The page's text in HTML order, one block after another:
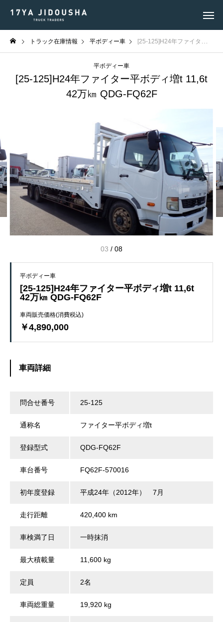
トラック在庫情報 平ボディー車 [25-125]H24年ファイター平ボディ増t 11,6t 42万㎞ QDG-FQ62F
平ボディー車
[25-125]H24年ファイター平ボディ増t 11,6t
42万㎞ QDG-FQ62F
03 / 08
平ボディー車
[25-125]H24年ファイター平ボディ増t 11,6t
42万㎞ QDG-FQ62F
車両販売価格(消費税込)
￥4,890,000
車両詳細
問合せ番号 25-125
通称名 ファイター平ボディ増t
登録型式 QDG-FQ62F
車台番号 FQ62F-570016
初年度登録 平成24年（2012年） 7月
走行距離 420,400 km
車検満了日 一時抹消
最大積載量 11,600 kg
定員 2名
車両総重量 19,920 kg